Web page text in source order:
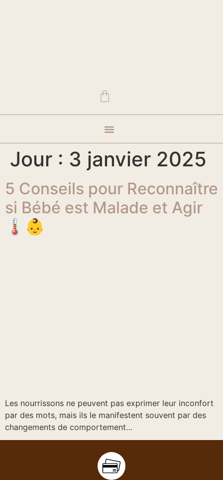
Jour : 3 janvier 2025
5 Conseils pour Reconnaître
si Bébé est Malade et Agir
🌡👶
Les nourrissons ne peuvent pas exprimer leur inconfort
par des mots, mais ils le manifestent souvent par des
changements de comportement…